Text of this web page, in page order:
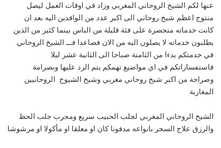
عنها لكم الشيخ الروحاني المغربي وزاد في اوقات العمل ليصل
منتوج اعظم شيخ روحاني الى اكبر عدد من الوافدين اليه بعد ان
كانت خدماته منحصرة على فئة قليلة من الناس بينما كثير من الذين
يطلبون خدماته لا يصلون اليه من الان فصاعدا فـــ الشيخ الروحاني
في خدمتكم بدءا من الثامنة صباحا الى الثانية عشر ليلا
فاستفساراتكم في اي مواضيع تهمكم يتم الرد عليها وبصرامة
وصراحة من اكبر شيخ روحاني مغربي وشيخ الشيوخ الروحانيين
المغاربة
الشيخ الروحاني المغربي لجلب الحبيب سريع ومجرب جلب الحظ
والرزق علاج السحر بانواعه مدفونا كان او معلقا او مأكولا او مرشوشا